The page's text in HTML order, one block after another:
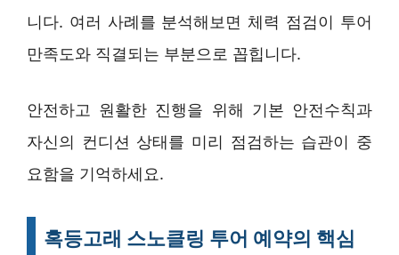
니다. 여러 사례를 분석해보면 체력 점검이 투어
만족도와 직결되는 부분으로 꼽힙니다.
안전하고 원활한 진행을 위해 기본 안전수칙과
자신의 컨디션 상태를 미리 점검하는 습관이 중
요함을 기억하세요.
혹등고래 스노클링 투어 예약의 핵심